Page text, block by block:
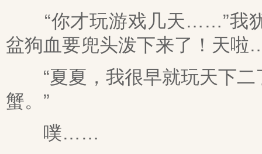
“你才玩游戏几天……”我犹
盆狗血要兜头泼下来了！天
“夏夏，我很早就玩天下二
蟹。”
噗……